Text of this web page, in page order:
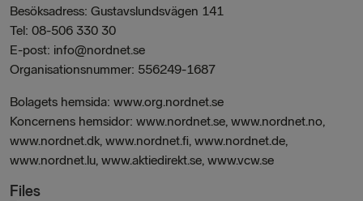
Besöksadress: Gustavslundsvägen 141
Tel: 08-506 330 30
E-post: info@nordnet.se
Organisationsnummer: 556249-1687
Bolagets hemsida: www.org.nordnet.se
Koncernens hemsidor: www.nordnet.se, www.nordnet.no,
www.nordnet.dk, www.nordnet.fi, www.nordnet.de,
www.nordnet.lu, www.aktiedirekt.se, www.vcw.se
Files